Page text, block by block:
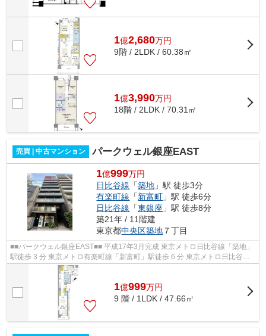
1億2,680万円
9階 / 2LDK / 60.38㎡
1億3,990万円
18階 / 2LDK / 70.31㎡
売買 | 中古マンション パークウェル銀座EAST
1億999万円
日比谷線 「築地 」駅 徒歩3分
有楽町線 「新富町 」駅 徒歩6分
日比谷線 「東銀座 」駅 徒歩8分
築21年 / 11階建
東京都中央区築地 ７丁目
■■パークウェル銀座EAST■■ 平成17年3月完成 東京メトロ日比谷線「築地」
駅徒歩 3 分 東京メトロ有楽町線「新富町」駅徒歩 6 分 東京メトロ日比谷
線、都営浅草線「東銀座」駅徒歩 8 ...
1億999万円
9 階 / 1LDK / 47.66㎡